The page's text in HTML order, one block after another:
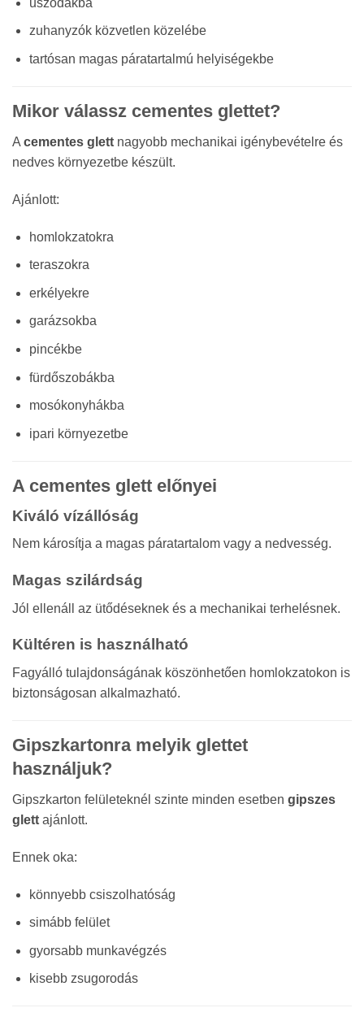
zuhanyzók közvetlen közelébe
tartósan magas páratartalmú helyiségekbe
Mikor válassz cementes glettet?
A cementes glett nagyobb mechanikai igénybevételre és
nedves környezetbe készült.
Ajánlott:
homlokzatokra
teraszokra
erkélyekre
garázsokba
pincékbe
fürdőszobákba
mosókonyhákba
ipari környezetbe
A cementes glett előnyei
Kiváló vízállóság
Nem károsítja a magas páratartalom vagy a nedvesség.
Magas szilárdság
Jól ellenáll az ütődéseknek és a mechanikai terhelésnek.
Kültéren is használható
Fagyálló tulajdonságának köszönhetően homlokzatokon is
biztonságosan alkalmazható.
Gipszkartonra melyik glettet
használjuk?
Gipszkarton felületeknél szinte minden esetben gipszes
glett ajánlott.
Ennek oka:
könnyebb csiszolhatóság
simább felület
gyorsabb munkavégzés
kisebb zsugorodás